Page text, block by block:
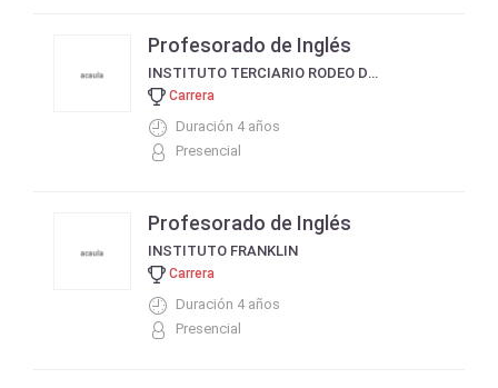
Profesorado de Inglés
INSTITUTO TERCIARIO RODEO DEL MEDIO
Carrera
Duración 4 años
Presencial
Profesorado de Inglés
INSTITUTO FRANKLIN
Carrera
Duración 4 años
Presencial